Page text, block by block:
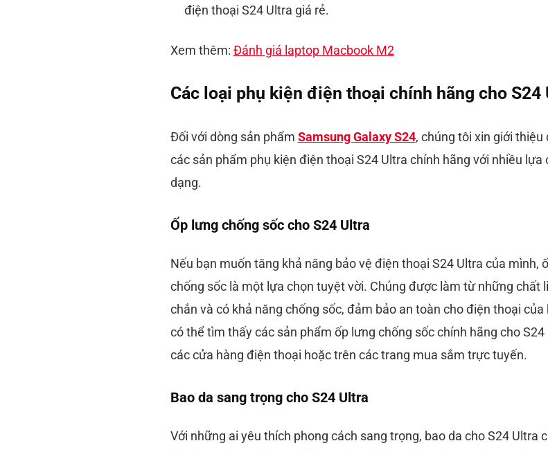
điện thoại S24 Ultra giá rẻ.
Xem thêm: Đánh giá laptop Macbook M2
Các loại phụ kiện điện thoại chính hãng cho S24
Đối với dòng sản phẩm Samsung Galaxy S24, chúng tôi xin giới thiệu
các sản phẩm phụ kiện điện thoại S24 Ultra chính hãng với nhiều lựa
dạng.
Ốp lưng chống sốc cho S24 Ultra
Nếu bạn muốn tăng khả năng bảo vệ điện thoại S24 Ultra của mình,
chống sốc là một lựa chọn tuyệt vời. Chúng được làm từ những chất
chắn và có khả năng chống sốc, đảm bảo an toàn cho điện thoại của
có thể tìm thấy các sản phẩm ốp lưng chống sốc chính hãng cho S24
các cửa hàng điện thoại hoặc trên các trang mua sắm trực tuyến.
Bao da sang trọng cho S24 Ultra
Với những ai yêu thích phong cách sang trọng, bao da cho S24 Ultra